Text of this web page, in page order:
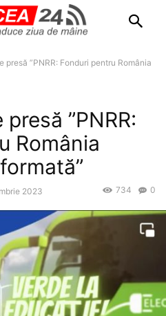
presă ”PNRR: Fonduri pentru România
”PNRR:
România
2023 0
734